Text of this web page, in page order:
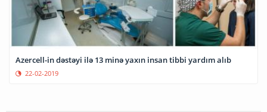
Azercell-in dəstəyi ilə 13 minə yaxın insan tibbi yardım alıb
22-02-2019